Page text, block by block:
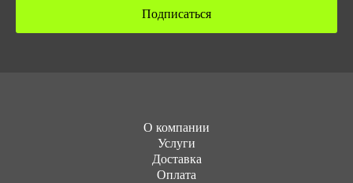
Подписаться
О компании
Услуги
Доставка
Оплата